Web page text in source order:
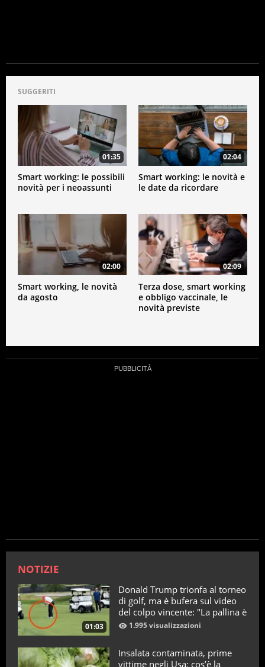
SUGGERITI
01:35
Smart working: le possibili
novità per i neoassunti
02:04
Smart working: le novità e
le date da ricordare
02:00
Smart working, le novità
da agosto
02:09
Terza dose, smart working
e obbligo vaccinale, le
novità previste
NOTIZIE
01:03
Donald Trump trionfa al torneo
di golf, ma è bufera sul video
del colpo vincente: "La pallina è
telecomandata"
1.995 visualizzazioni
Insalata contaminata, prime
vittime negli Usa: cos’è la